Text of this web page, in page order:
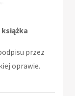
przez
oprawie.